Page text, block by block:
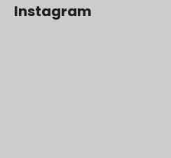
Instagram